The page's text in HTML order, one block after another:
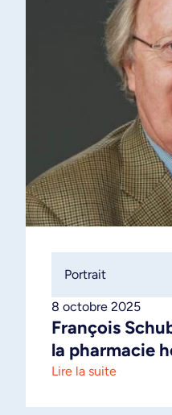
8 octobre 2025
Portrait
François
la pharmacie
Lire la suite